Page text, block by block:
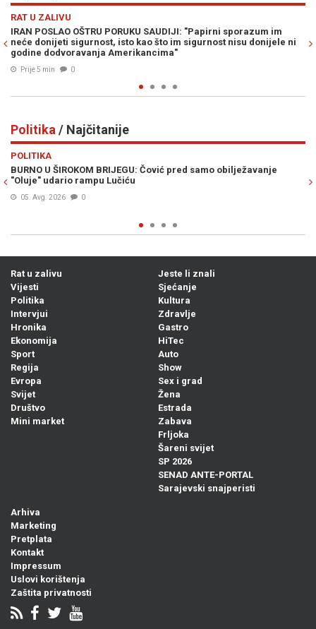
im
ni
HRONIKA
HOROR NA JADRANU: Pretukli njemačkog turistu pa ga
Prije 16 min
Politika / Najčitanije
POLICIJA ENTITETA RS UŠLA U BUGOJNO, SALKIĆ
"Ovo nije bio slučajan upad"
05. Avg. 2026
Rat u zalivu
Vijesti
Politika
Intervjui
Hronika
Ekonomija
Sport
Regija
Evropa
Svijet
Društvo
Mini market
Jeste li znali
Sjećanje
Kultura
Zdravlje
Gastro
HiTec
Auto
Show
Sex i grad
Žena
Estrada
Zabava
Frljoka
Šareni svijet
SP 2026
SENAD ANTE-PORTAL
Sarajevski snajperisti
Arhiva
Marketing
Pretplata
Kontakt
Impressum
Uslovi korištenja
Zaštita privatnosti